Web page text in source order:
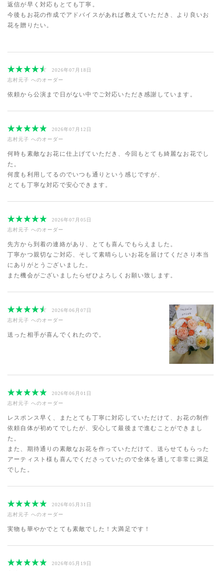
返信が早く対応もとても丁寧。
今後もお花の作成でアドバイスがあれば教えていただき、より良いお
花を贈りたい。
2026年07月18日
志村元子 へのオーダー
依頼から公演まで日がない中でご対応いただき感謝しています。
2026年07月12日
志村元子 へのオーダー
何時も素敵なお花に仕上げていただき、今回もとても綺麗なお花でし
た。
何度も利用してるのでいつも通りという感じですが、
とても丁寧な対応で安心できます。
2026年07月05日
志村元子 へのオーダー
先方から到着の連絡があり、とても喜んでもらえました。
丁寧かつ親切なご対応、そして素晴らしいお花を届けてくださり本当
にありがとうございました。
また機会がございましたらぜひよろしくお願い致します。
2026年06月07日
志村元子 へのオーダー
送った相手が喜んでくれたので。
2026年06月01日
志村元子 へのオーダー
レスポンス早く、またとても丁寧に対応していただけて、お花の制作
依頼自体が初めてでしたが、安心して最後まで進むことができまし
た。
また、期待通りの素敵なお花を作っていただけて、送らせてもらった
アーティスト様も喜んでくださっていたので全体を通して非常に満足
でした。
2026年05月31日
志村元子 へのオーダー
実物も華やかでとても素敵でした！大満足です！
2026年05月19日